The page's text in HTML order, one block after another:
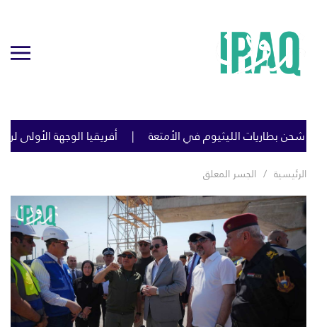
بطاريات الليثيوم في الأمتعة أفريقيا الوجهة الأولى
الرئيسية الجسر المعلق